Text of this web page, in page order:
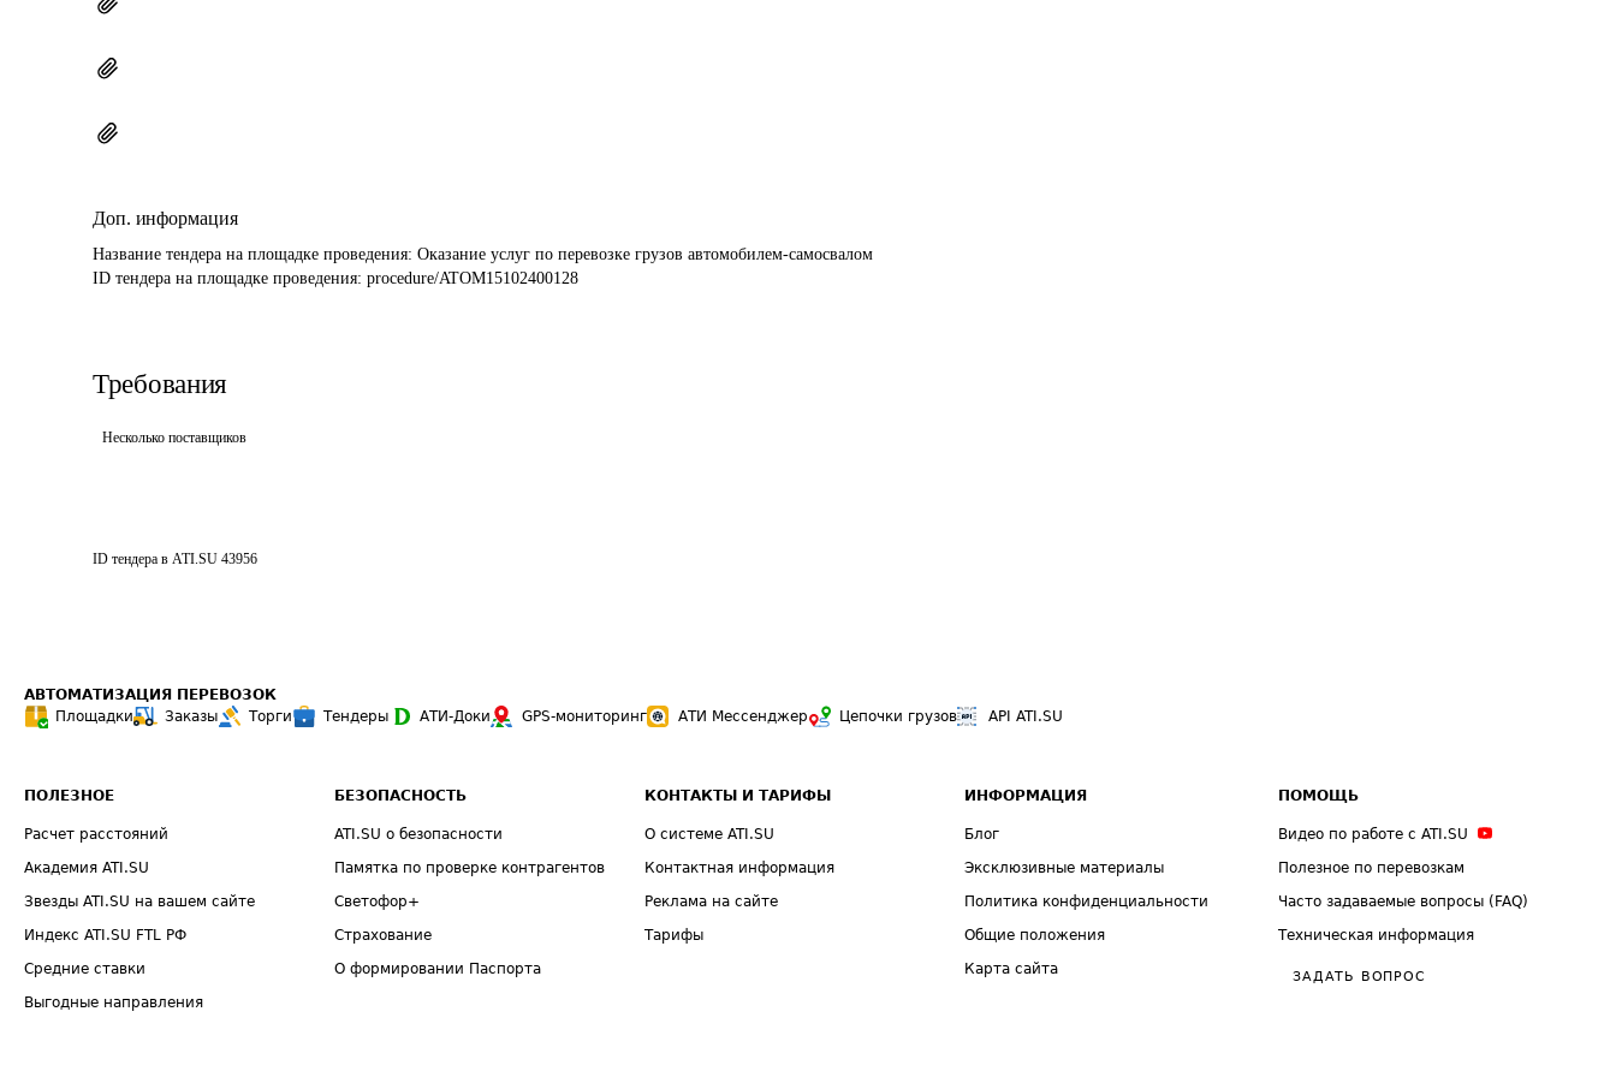
Доп. информация
Название тендера на площадке проведения: Оказание услуг по перевозке грузов автомобилем-самосвалом
ID тендера на площадке проведения: procedure/ATOM15102400128
Требования
Несколько поставщиков
ID тендера в ATI.SU 43956
АВТОМАТИЗАЦИЯ ПЕРЕВОЗОК
Площадки
Заказы Торги Тендеры АТИ-Доки GPS-мониторинг АТИ Мессенджер Цепочки грузов API ATI.SU
ПОЛЕЗНОЕ
Расчет расстояний
Академия ATI.SU
Звезды ATI.SU на вашем сайте
Индекс ATI.SU FTL РФ
Средние ставки
Выгодные направления
БЕЗОПАСНОСТЬ
ATI.SU о безопасности
Памятка по проверке контрагентов
Светофор+
Страхование
О формировании Паспорта
КОНТАКТЫ И ТАРИФЫ
О системе ATI.SU
Контактная информация
Реклама на сайте
Тарифы
ИНФОРМАЦИЯ
Блог
Эксклюзивные материалы
Политика конфиденциальности
Общие положения
Карта сайта
ПОМОЩЬ
Видео по работе с ATI.SU
Полезное по перевозкам
Часто задаваемые вопросы (FAQ)
Техническая информация
ЗАДАТЬ ВОПРОС